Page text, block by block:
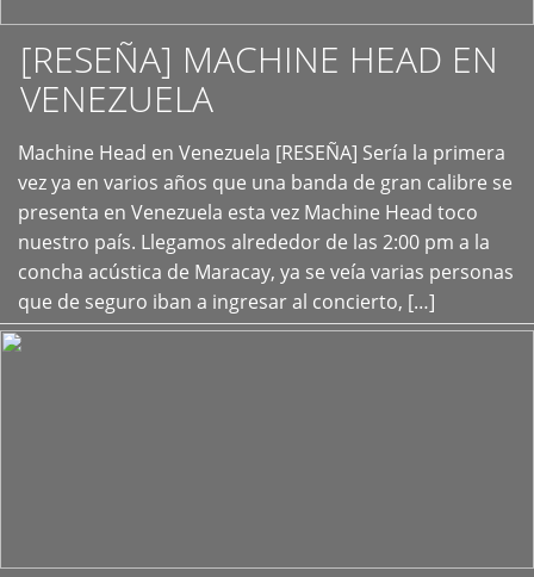
[RESEÑA] MACHINE HEAD EN
VENEZUELA
Machine Head en Venezuela [RESEÑA] Sería la primera
vez ya en varios años que una banda de gran calibre se
presenta en Venezuela esta vez Machine Head toco
nuestro país. Llegamos alrededor de las 2:00 pm a la
concha acústica de Maracay, ya se veía varias personas
que de seguro iban a ingresar al concierto, […]
+